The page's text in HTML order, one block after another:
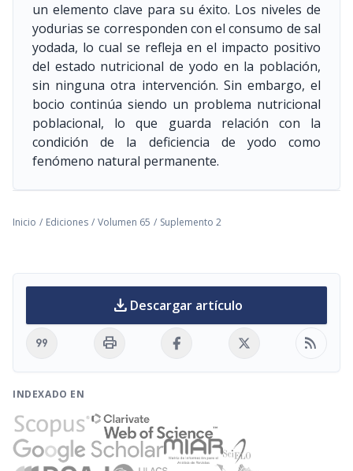
un elemento clave para su éxito. Los niveles de
yodurias se corresponden con el consumo de sal
yodada, lo cual se refleja en el impacto positivo
del estado nutricional de yodo en la población,
sin ninguna otra intervención. Sin embargo, el
bocio continúa siendo un problema nutricional
poblacional, lo que guarda relación con la
condición de la deficiencia de yodo como
fenómeno natural permanente.
Inicio / Ediciones / Volumen 65 / Suplemento 2
download Descargar artículo
format_quote print rss_feed
INDEXADO EN